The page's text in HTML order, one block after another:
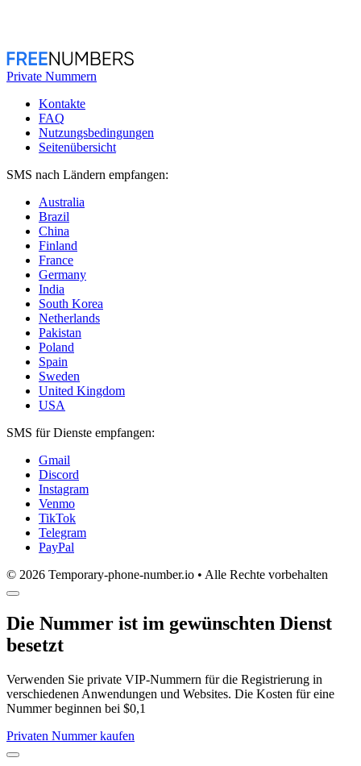
Private Nummern
Kontakte
FAQ
Nutzungsbedingungen
Seitenübersicht
SMS nach Ländern empfangen:
Australia
Brazil
China
Finland
France
Germany
India
South Korea
Netherlands
Pakistan
Poland
Spain
Sweden
United Kingdom
USA
SMS für Dienste empfangen:
Gmail
Discord
Instagram
Venmo
TikTok
Telegram
PayPal
© 2026 Temporary-phone-number.io • Alle Rechte vorbehalten
Die Nummer ist im gewünschten Dienst
besetzt
Verwenden Sie private VIP-Nummern für die Registrierung in
verschiedenen Anwendungen und Websites. Die Kosten für eine
Nummer beginnen bei $0,1
Privaten Nummer kaufen